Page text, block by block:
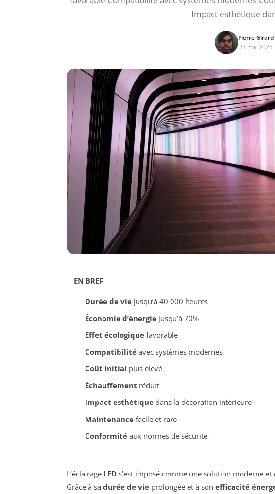
Impact esthétique
Pierre Girard
23 mai 2025
EN BREF
Durée de viejusqu’à 40 000 heures
Économie d’énergiejusqu’à 70%
Effet écologiquefavorable
Compatibilitéavec systèmes modernes
Coût initial plus élevé
Échauffement réduit
Impact esthétiquedans la décoration intérieure
Maintenancefacile et rare
Conformitéaux normes de sécurité
L’éclairage LED s’est imposé comme une solution moderne
Grâce à sa durée de vie prolongée et à son efficacité